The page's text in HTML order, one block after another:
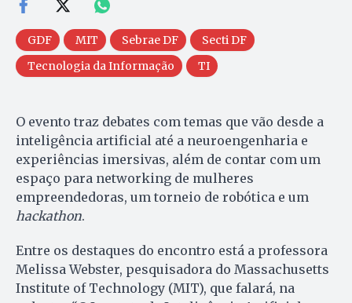
GDF MIT Sebrae DF
Secti DF
Tecnologia da Informação
TI
O evento traz debates com temas que vão desde a
inteligência artificial até a neuroengenharia e
experiências imersivas, além de contar com um
espaço para networking de mulheres
empreendedoras, um torneio de robótica e um
hackathon.
Entre os destaques do encontro está a professora
Melissa Webster, pesquisadora do Massachusetts
Institute of Technology (MIT), que falará, na